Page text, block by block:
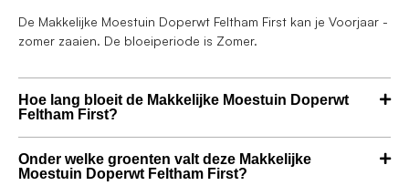
De Makkelijke Moestuin Doperwt Feltham First kan je Voorjaar -
zomer zaaien. De bloeiperiode is Zomer.
Hoe lang bloeit de Makkelijke Moestuin Doperwt
Feltham First?
Onder welke groenten valt deze Makkelijke
Moestuin Doperwt Feltham First?